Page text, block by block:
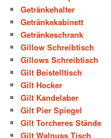
Getränkehalter
Getränkekabinett
Getränkeschrank
Gillow Schreibtisch
Gillows Schreibtisch
Gilt Beistelltisch
Gilt Hocker
Gilt Kandelaber
Gilt Pier Spiegel
Gilt Torcheres Stände
Gilt Walnuss Tisch